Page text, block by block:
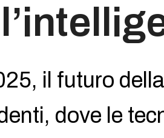
il futuro
dove le